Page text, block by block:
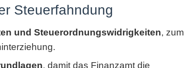
Steuerfahndung
und Steuerordnungswidrigkeiten, zum
, damit das Finanzamt die